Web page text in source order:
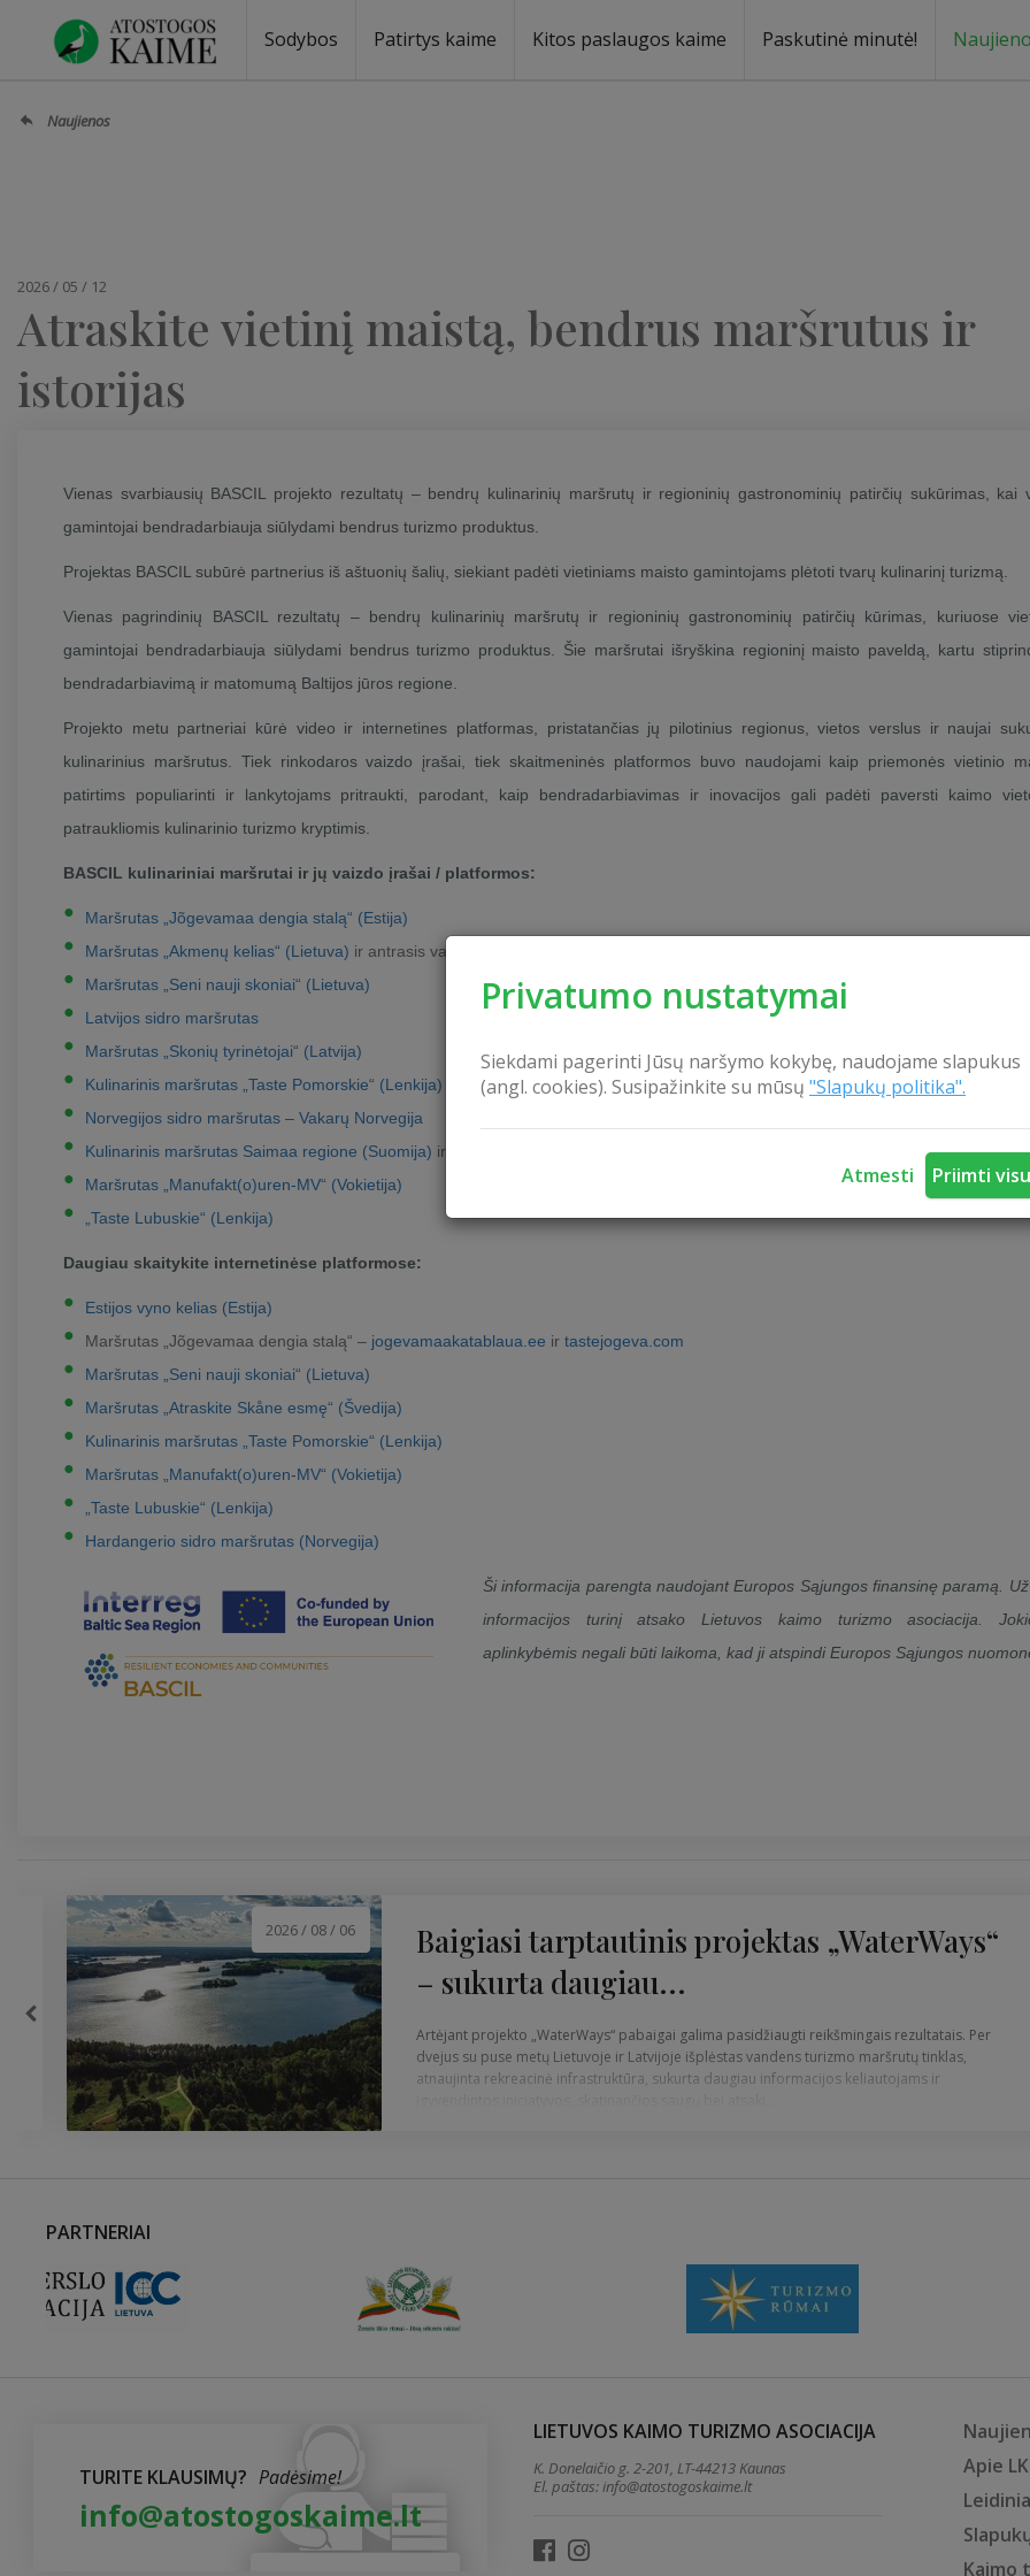
Privatumo nustatymai
Siekdami pagerinti Jūsų naršymo kokybę, naudojame slapukus
(angl. cookies). Susipažinkite su mūsų "Slapukų politika".
Atmesti Priimti
Sodybos Patirtys kaime Kitos paslaugos kaime Paskutinė minutė!
Naujienos
2026 / 05 / 12
Atraskite vietinį maistą, bendrus maršrutus ir
istorijas
Vienas svarbiausių BASCIL projekto rezultatų – bendrų kulinarinių maršrutų ir regioninių gastronominių patirčių sukūrimas, kai
gamintojai bendradarbiauja siūlydami bendrus turizmo produktus.
Projektas BASCIL subūrė partnerius iš aštuonių šalių, siekiant padėti vietiniams maisto gamintojams plėtoti tvarų kulinarinį turizmą.
Vienas pagrindinių BASCIL rezultatų – bendrų kulinarinių maršrutų ir regioninių gastronominių patirčių kūrimas, kuriuose
gamintojai bendradarbiauja siūlydami bendrus turizmo produktus. Šie maršrutai išryškina regioninį maisto paveldą, kartu
bendradarbiavimą ir matomumą Baltijos jūros regione.
Projekto metu partneriai kūrė video ir internetines platformas, pristatančias jų pilotinius regionus, vietos verslus ir naujai
kulinarinius maršrutus. Tiek rinkodaros vaizdo įrašai, tiek skaitmeninės platformos buvo naudojami kaip priemonės vietinio
patirtims populiarinti ir lankytojams pritraukti, parodant, kaip bendradarbiavimas ir inovacijos gali padėti paversti kaimo
patraukliomis kulinarinio turizmo kryptimis.
BASCIL kulinariniai maršrutai ir jų vaizdo įrašai / platformos:
Maršrutas „Jõgevamaa dengia stalą“ (Estija)
Maršrutas „Akmenų kelias“ (Lietuva) ir antrasis vaizdo įrašas
Maršrutas „Seni nauji skoniai“ (Lietuva)
Latvijos sidro maršrutas
Maršrutas „Skonių tyrinėtojai“ (Latvija)
Kulinarinis maršrutas „Taste Pomorskie“ (Lenkija)
Norvegijos sidro maršrutas – Vakarų Norvegija
Kulinarinis maršrutas Saimaa regione (Suomija) ir antrasis vaizdo įrašas
Maršrutas „Manufakt(o)uren-MV“ (Vokietija)
„Taste Lubuskie“ (Lenkija)
Daugiau skaitykite internetinėse platformose:
Estijos vyno kelias (Estija)
Maršrutas „Jõgevamaa dengia stalą“ – jogevamaakatablaua.ee ir tastejogeva.com
Maršrutas „Seni nauji skoniai“ (Lietuva)
Maršrutas „Atraskite Skåne esmę“ (Švedija)
Kulinarinis maršrutas „Taste Pomorskie“ (Lenkija)
Maršrutas „Manufakt(o)uren-MV“ (Vokietija)
„Taste Lubuskie“ (Lenkija)
Hardangerio sidro maršrutas (Norvegija)
Ši informacija parengta naudojant Europos Sąjungos finansinę paramą.
informacijos turinį atsako Lietuvos kaimo turizmo asociacija.
aplinkybėmis negali būti laikoma, kad ji atspindi Europos Sąjungos
2026 / 08 / 06
Baigiasi tarptautinis projektas „WaterWays“
– sukurta daugiau...
Artėjant projekto „WaterWays“ pabaigai galima pasidžiaugti reikšmingais rezultatais. Per
dvejus su puse metų Lietuvoje ir Latvijoje išplėstas vandens turizmo maršrutų tinklas,
atnaujinta rekreacinė infrastruktūra, sukurta daugiau informacijos keliautojams ir
PARTNERIAI
TURITE KLAUSIMŲ? Padėsime!
info@atostogoskaime.lt
LIETUVOS KAIMO TURIZMO ASOCIACIJA
K. Donelaičio g. 2-201, LT-44213 Kaunas
El. paštas:info@atostogoskaime.lt
Apie
Kaimo